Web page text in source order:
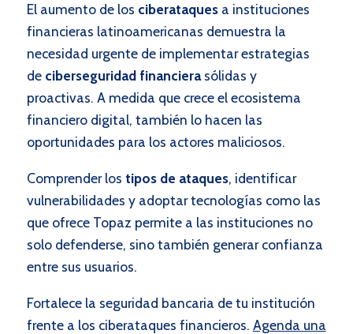
El aumento de los ciberataquesa instituciones
financieras latinoamericanas demuestra la
necesidad urgente de implementar estrategias
de ciberseguridad financierasólidas y
proactivas. A medida que crece el ecosistema
financiero digital, también lo hacen las
oportunidades para los actores maliciosos.
Comprender los tipos de ataques, identificar
vulnerabilidades y adoptar tecnologías como las
que ofrece Topaz permite a las instituciones no
solo defenderse, sino también generar confianza
entre sus usuarios.
Fortalece la seguridad bancaria de tu institución
frente a los ciberataques financieros. Agenda una